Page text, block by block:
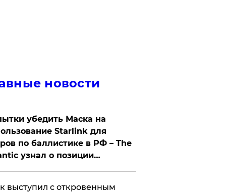
новости
убедить Маска на
Starlink для
по баллистике в РФ – The
узнал о позиции
выступил с откровенным